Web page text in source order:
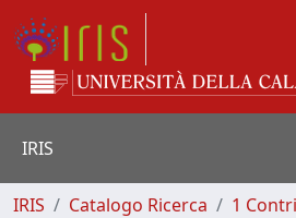
IRIS
IRIS Catalogo Ricerca
1